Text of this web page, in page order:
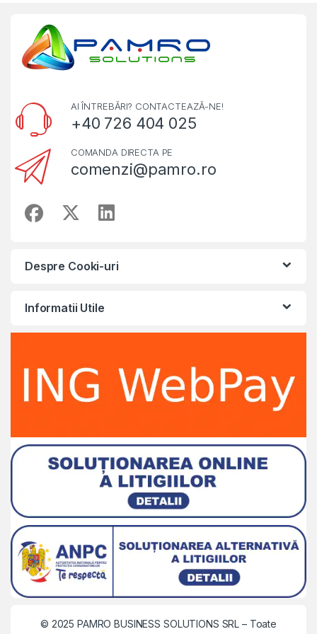
AI ÎNTREBĂRI? CONTACTEAZĂ-NE!
+40 726 404 025
COMANDA DIRECTA PE
comenzi@pamro.ro
Despre Cooki-uri
Informatii Utile
© 2025 PAMRO BUSINESS SOLUTIONS SRL – Toate